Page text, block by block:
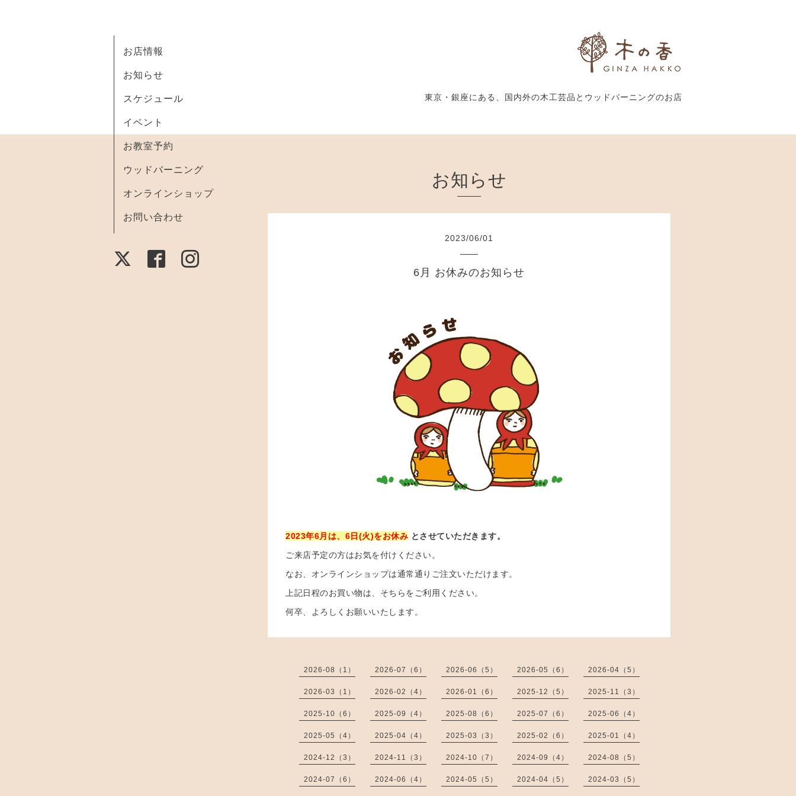
東京・銀座にある、国内外の木工芸品とウッドバーニングのお店
お店情報
お知らせ
スケジュール
イベント
お教室予約
ウッドバーニング
オンラインショップ
お問い合わせ
お知らせ
2023/06/01
6月 お休みのお知らせ
2023年6月は、6日(火)をお休み とさせていただきます。
ご来店予定の方はお気を付けください。
なお、オンラインショップは通常通りご注文いただけます。
上記日程のお買い物は、そちらをご利用ください。
何卒、よろしくお願いいたします。
2026-08（1） 2026-07（6） 2026-06（5） 2026-05（6） 2026-04（5）
2026-03（1） 2026-02（4） 2026-01（6） 2025-12（5） 2025-11（3）
2025-10（6） 2025-09（4） 2025-08（6） 2025-07（6） 2025-06（4）
2025-05（4） 2025-04（4） 2025-03（3） 2025-02（6） 2025-01（4）
2024-12（3） 2024-11（3） 2024-10（7） 2024-09（4） 2024-08（5）
2024-07（6） 2024-06（4） 2024-05（5） 2024-04（5） 2024-03（5）